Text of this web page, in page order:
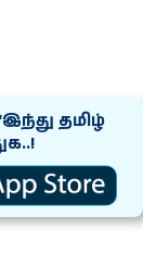
தமிழ்